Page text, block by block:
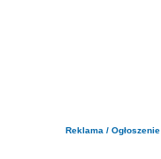
Reklama / Ogłoszenie